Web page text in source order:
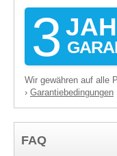
3
Wir gewähren auf alle
› Garantiebedingungen
FAQ